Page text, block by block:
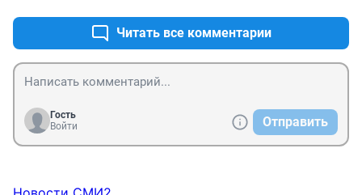
Читать все комментарии
Гость
Войти
Отправить